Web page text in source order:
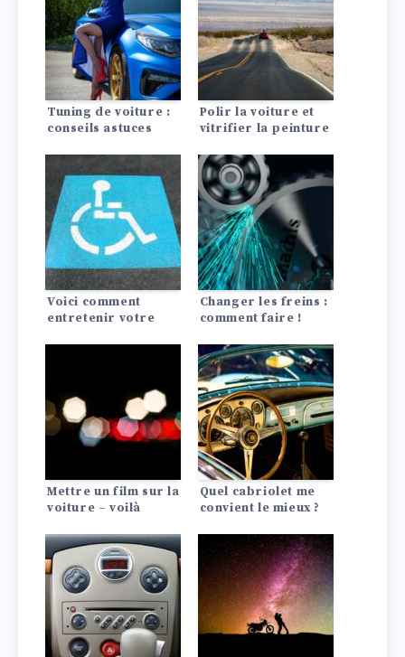
Tuning de voiture :
conseils astuces
Polir la voiture et
vitrifier la peinture
Voici comment
entretenir votre
Changer les freins :
comment faire !
Mettre un film sur la
voiture – voilà
Quel cabriolet me
convient le mieux ?